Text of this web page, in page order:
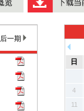
后一期
日
4
11